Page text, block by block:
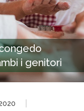
i genitori